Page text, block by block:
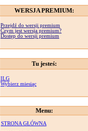
WERSJA PREMIUM:
Przejdź do wersji premium
Czym jest wersja premium?
Dostęp do wersji premium
Tu jesteś:
ILG
Wybierz miesiąc
Menu:
STRONA GŁÓWNA